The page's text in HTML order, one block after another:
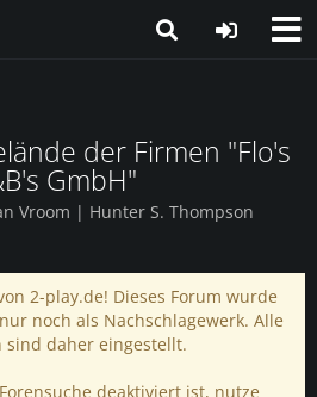
der Firmen "Flo's
GmbH"
Vroom | Hunter S. Thompson
2-play.de! Dieses Forum wurde
noch als Nachschlagewerk. Alle
sind daher eingestellt.
deaktiviert ist, nutze